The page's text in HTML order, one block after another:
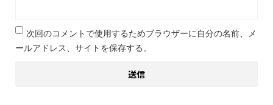
次回のコメントで使用するためブラウザーに自分の名前、メ
ールアドレス、サイトを保存する。